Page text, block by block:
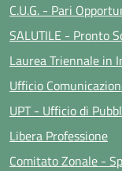
C.U.G. - Pari
SALUTILE - Pronto
Laurea Triennale in
Ufficio
UPT - Ufficio di
Libera Professione
Comitato Zonale -